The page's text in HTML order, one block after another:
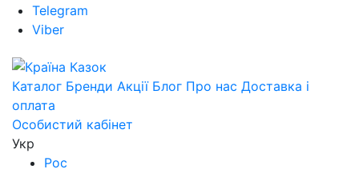
Telegram
Viber
Каталог Бренди Акції Блог Про нас Доставка і
оплата
Особистий кабінет
Укр
Рос